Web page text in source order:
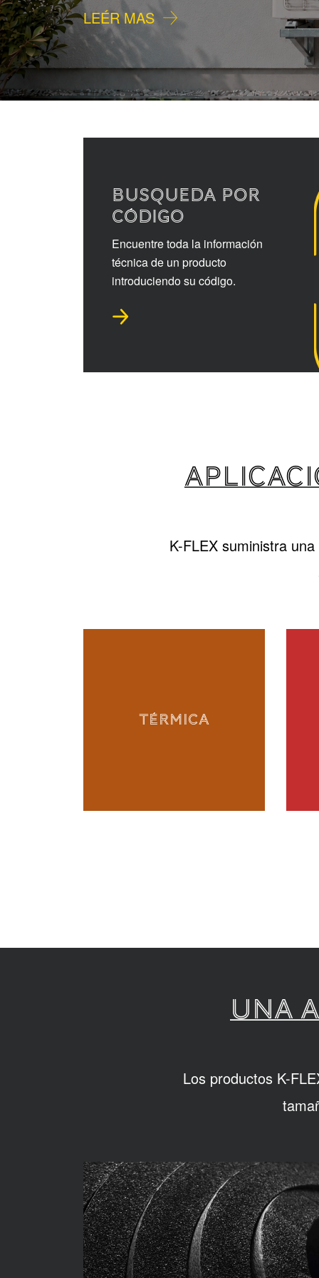
LEÉR MAS
BUSQUEDA POR
CÓDIGO
Encuentre toda la información
técnica de un producto
introduciendo su código.
K-FLEX suministra
TÉRMICA
UNA
Los productos K-